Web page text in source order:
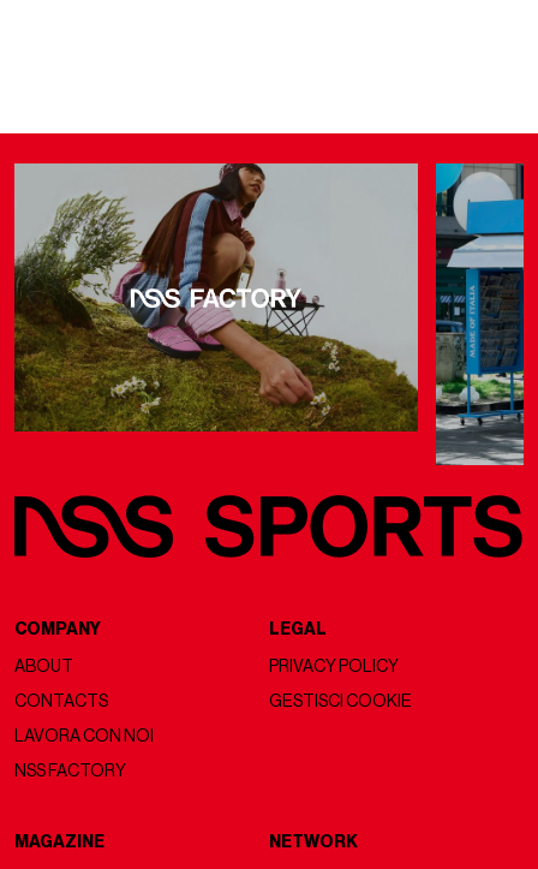
COMPANY
ABOUT
CONTACTS
LAVORA CON NOI
NSS FACTORY
LEGAL
PRIVACY POLICY
GESTISCI COOKIE
MAGAZINE NETWORK